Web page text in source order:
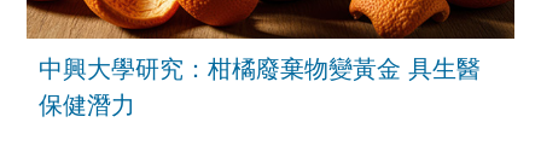
中興大學研究：柑橘廢棄物變黃金 具生醫
保健潛力